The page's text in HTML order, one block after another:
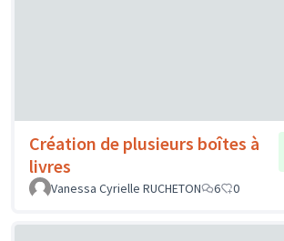
Création de plusieurs boîtes à
livres
Vanessa Cyrielle RUCHETON
6 0